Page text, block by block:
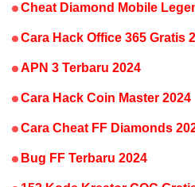
Cheat Diamond Mobile
Cara Hack Office 365 Gratis
APN 3 Terbaru 2024
Cara Hack Coin Master 2024
Cara Cheat FF Diamonds
Bug FF Terbaru 2024